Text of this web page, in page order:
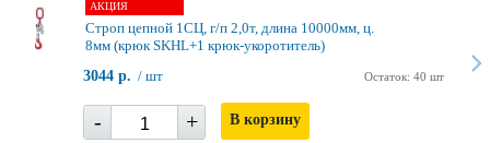
АКЦИЯ
Строп цепной 1СЦ, г/п 2,0т, длина 10000мм, ц.
8мм (крюк SKHL+1 крюк-укоротитель)
Остаток: 40 шт
3044 р. / шт
- + В корзину